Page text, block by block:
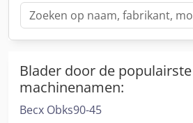
Blader door de populairste
machinenamen:
Becx Obks90-45